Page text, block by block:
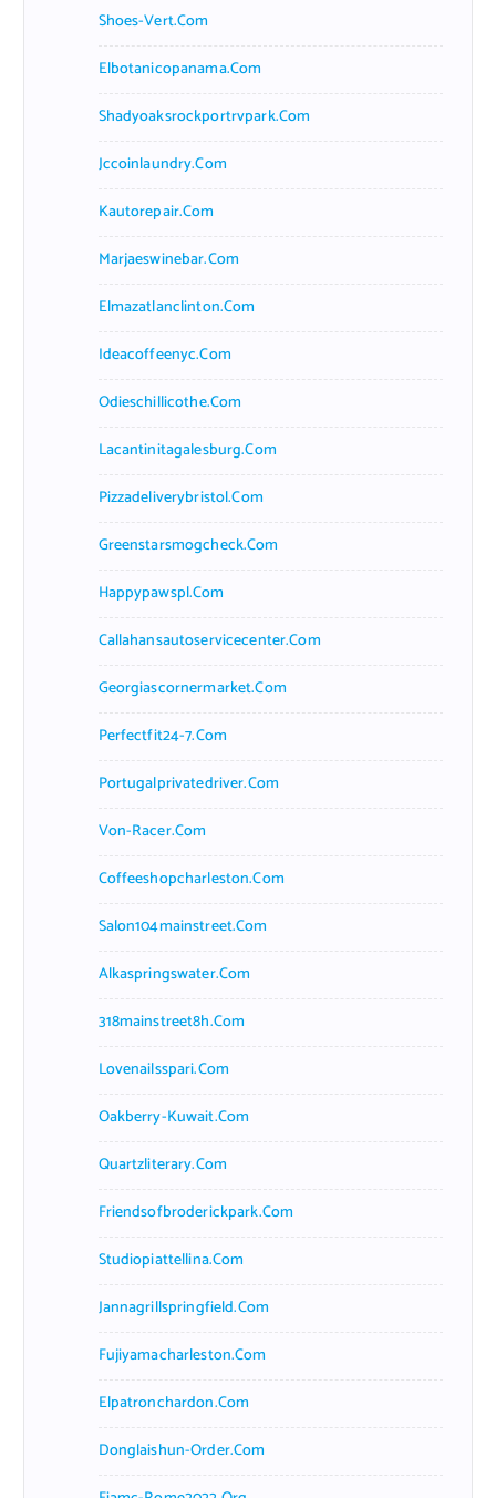
Shoes-Vert.com
Elbotanicopanama.com
Shadyoaksrockportrvpark.com
Jccoinlaundry.com
Kautorepair.com
Marjaeswinebar.com
Elmazatlanclinton.com
Ideacoffeenyc.com
Odieschillicothe.com
Lacantinitagalesburg.com
Pizzadeliverybristol.com
Greenstarsmogcheck.com
Happypawspl.com
Callahansautoservicecenter.com
Georgiascornermarket.com
Perfectfit24-7.com
Portugalprivatedriver.com
Von-Racer.com
Coffeeshopcharleston.com
Salon104mainstreet.com
Alkaspringswater.com
318mainstreet8h.com
Lovenailsspari.com
Oakberry-Kuwait.com
Quartzliterary.com
Friendsofbroderickpark.com
Studiopiattellina.com
Jannagrillspringfield.com
Fujiyamacharleston.com
Elpatronchardon.com
Donglaishun-Order.com